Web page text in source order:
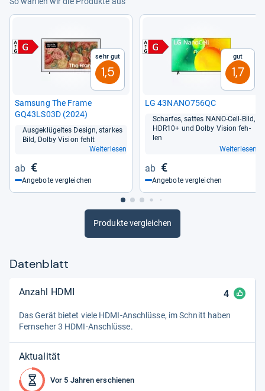
Sehr gut
1,5
Sam­sung The Frame
GQ43LS03D (2024)
Aus­ge­klü­gel­tes Design, star­kes
Bild, Dolby Vision fehlt
Weiterlesen
€
Angebote vergleichen
Gut
1,7
LG 43NANO756QC
Schar­fes, sat­tes NANO-​Cell-​Bild,
HDR10+ und Dolby Vision feh­
len
Weiterlesen
€
Angebote vergleichen
Produkte vergleichen
Datenblatt
Anzahl HDMI 4
Das Gerät bie­tet viele HDMI-​Anschlüsse, im Schnitt haben
Fern­se­her 3 HDMI-​Anschlüsse.
Aktualität
Vor 5 Jahren erschienen